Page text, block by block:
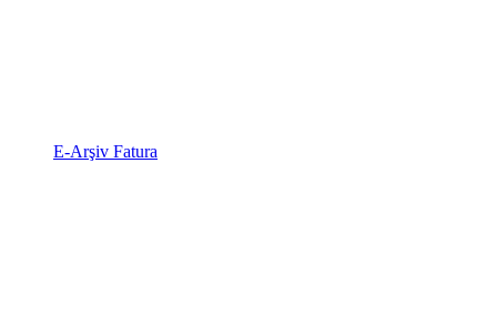
E-Arşiv Fatura